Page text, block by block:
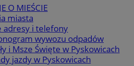
O MIEŚCIE
miasta
adresy i telefony
wywozu odpadów
i Msze Święte w Pyskowicach
jazdy w Pyskowicach